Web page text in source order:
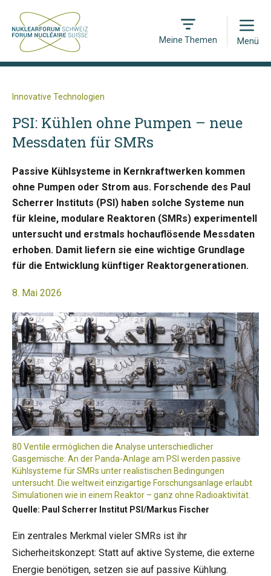
Meine Themen
Open
Menü
Innovative Technologien
PSI: Kühlen ohne Pumpen – neue
Messdaten für SMRs
Passive Kühlsysteme in Kernkraftwerken kommen
ohne Pumpen oder Strom aus. Forschende des Paul
Scherrer Instituts (PSI) haben solche Systeme nun
für kleine, modulare Reaktoren (SMRs) experimentell
untersucht und erstmals hochauflösende Messdaten
erhoben. Damit liefern sie eine wichtige Grundlage
für die Entwicklung künftiger Reaktorgenerationen.
8. Mai 2026
80 Ventile ermöglichen die Analyse unterschiedlicher
Gasgemische: An der Panda-Anlage am PSI werden passive
Kühlsysteme für SMRs unter realistischen Bedingungen
untersucht. Die weltweit einzigartige Forschungsanlage erlaubt
Simulationen wie in einem Reaktor – ganz ohne Radioaktivität.
Quelle: Paul Scherrer Institut PSI/Markus Fischer
Ein zentrales Merkmal vieler SMRs ist ihr
Sicherheitskonzept: Statt auf aktive Systeme, die externe
Energie benötigen, setzen sie auf passive Kühlung.